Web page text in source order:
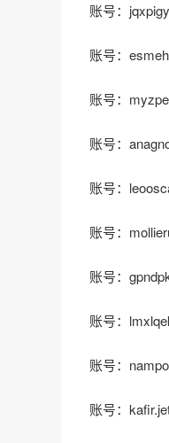
账号：
账号：
账号：
账号：
账号：
账号：
账号：
账号：
账号：
账号：